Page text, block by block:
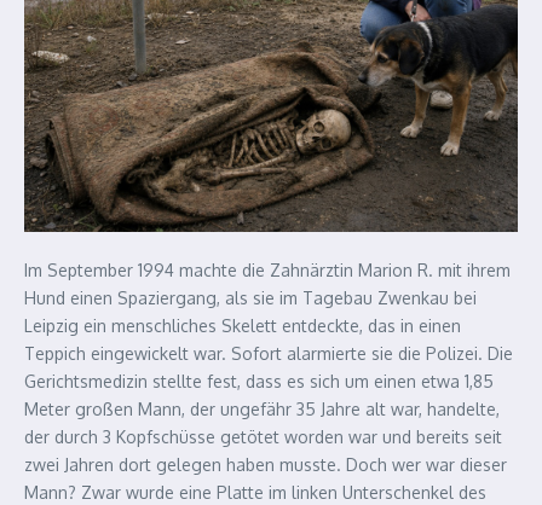
Im September 1994 machte die Zahnärztin Marion R. mit ihrem
Hund einen Spaziergang, als sie im Tagebau Zwenkau bei
Leipzig ein menschliches Skelett entdeckte, das in einen
Teppich eingewickelt war. Sofort alarmierte sie die Polizei. Die
Gerichtsmedizin stellte fest, dass es sich um einen etwa 1,85
Meter großen Mann, der ungefähr 35 Jahre alt war, handelte,
der durch 3 Kopfschüsse getötet worden war und bereits seit
zwei Jahren dort gelegen haben musste. Doch wer war dieser
Mann? Zwar wurde eine Platte im linken Unterschenkel des